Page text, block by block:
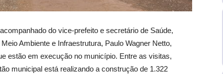
do vice-prefeito e secretário de Saúde,
Ambiente e Infraestrutura, Paulo Wagner Netto,
estão em execução no município. Entre as visitas,
municipal está realizando a construção de 1.322